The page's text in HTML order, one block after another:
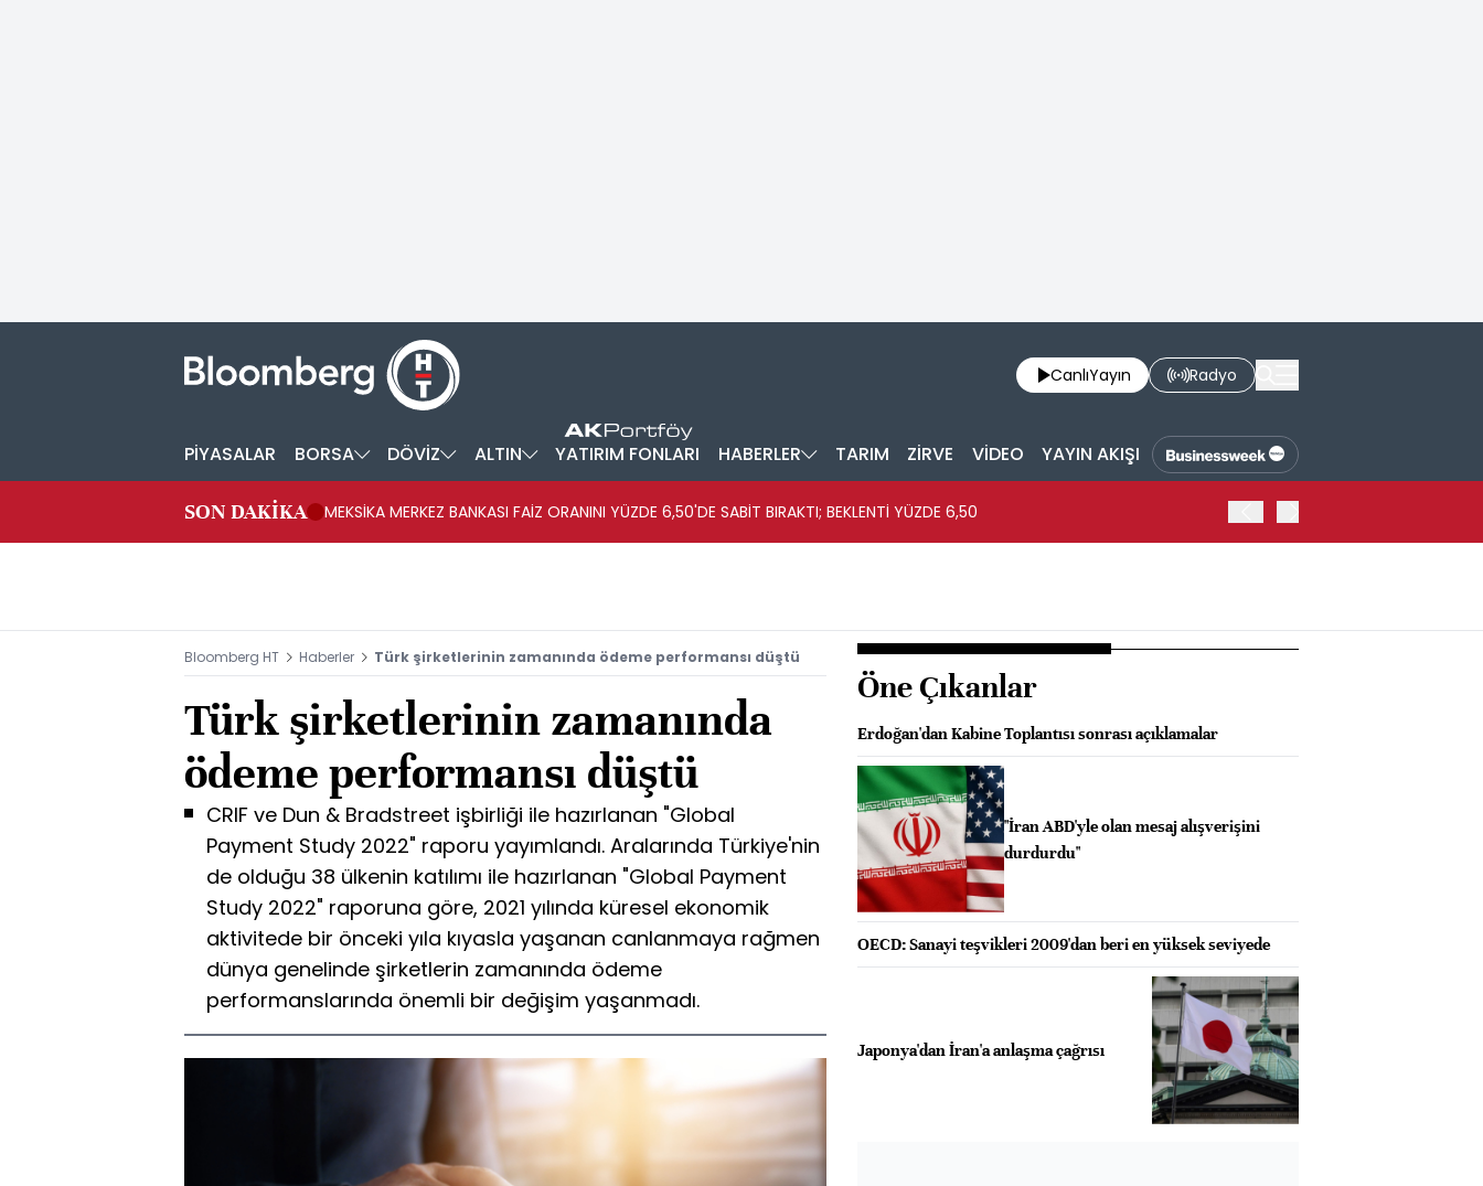
CanlıYayın Radyo
PİYASALAR BORSA DÖVİZ ALTIN YATIRIM FONLARI HABERLER TARIM ZİRVE VİDEO YAYIN AKIŞI
SON DAKİKA MEKSİKA MERKEZ BANKASI FAİZ ORANINI YÜZDE 6,50'DE SABİT BIRAKTI; BEKLENTİ YÜZDE 6,50
Bloomberg HT Haberler Türk şirketlerinin zamanında ödeme performansı düştü
Türk şirketlerinin zamanında
ödeme performansı düştü
CRIF ve Dun & Bradstreet işbirliği ile hazırlanan "Global
Payment Study 2022" raporu yayımlandı. Aralarında Türkiye'nin
de olduğu 38 ülkenin katılımı ile hazırlanan "Global Payment
Study 2022" raporuna göre, 2021 yılında küresel ekonomik
aktivitede bir önceki yıla kıyasla yaşanan canlanmaya rağmen
dünya genelinde şirketlerin zamanında ödeme
performanslarında önemli bir değişim yaşanmadı.
Öne Çıkanlar
Erdoğan'dan Kabine Toplantısı sonrası açıklamalar
"İran ABD'yle olan mesaj alışverişini
durdurdu"
OECD: Sanayi teşvikleri 2009'dan beri en yüksek seviyede
Japonya'dan İran'a anlaşma çağrısı